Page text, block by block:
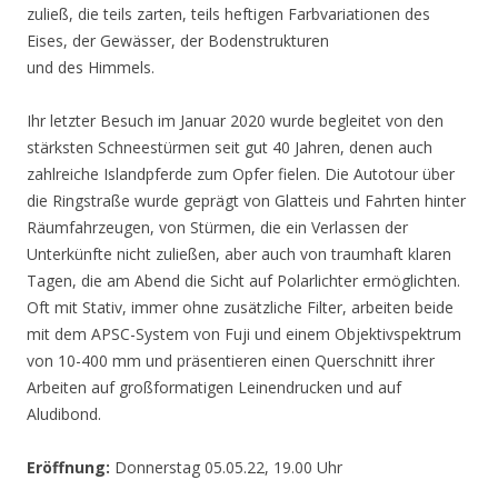
zuließ, die teils zarten, teils heftigen Farbvariationen des
Eises, der Gewässer, der Bodenstrukturen
und des Himmels.
Ihr letzter Besuch im Januar 2020 wurde begleitet von den
stärksten Schneestürmen seit gut 40 Jahren, denen auch
zahlreiche Islandpferde zum Opfer fielen. Die Autotour über
die Ringstraße wurde geprägt von Glatteis und Fahrten hinter
Räumfahrzeugen, von Stürmen, die ein Verlassen der
Unterkünfte nicht zuließen, aber auch von traumhaft klaren
Tagen, die am Abend die Sicht auf Polarlichter ermöglichten.
Oft mit Stativ, immer ohne zusätzliche Filter, arbeiten beide
mit dem APSC-System von Fuji und einem Objektivspektrum
von 10-400 mm und präsentieren einen Querschnitt ihrer
Arbeiten auf großformatigen Leinendrucken und auf
Aludibond.
Eröffnung: Donnerstag 05.05.22, 19.00 Uhr